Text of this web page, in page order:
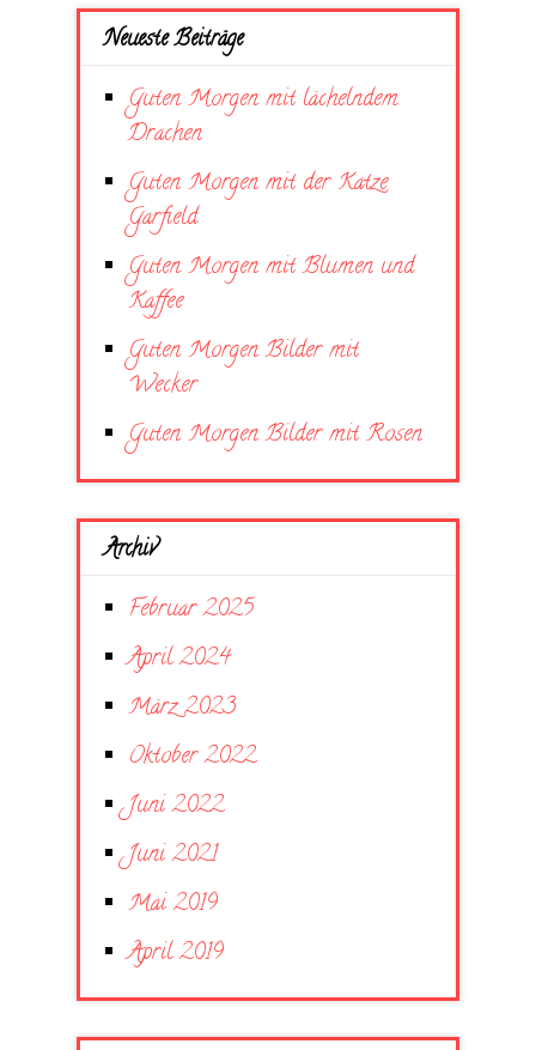
Neueste Beiträge
Guten Morgen mit lächelndem
Drachen
Guten Morgen mit der Katze
Garfield
Guten Morgen mit Blumen und
Kaffee
Guten Morgen Bilder mit
Wecker
Guten Morgen Bilder mit Rosen
Archiv
Februar 2025
April 2024
März 2023
Oktober 2022
Juni 2022
Juni 2021
Mai 2019
April 2019